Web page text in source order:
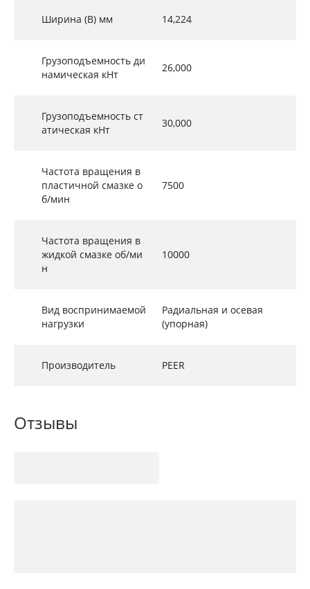
Ширина (B) мм 14,224
Грузоподъемность ди
намическая кНт
26,000
Грузоподъемность ст
атическая кНт
30,000
Частота вращения в
пластичной смазке о
б/мин
7500
Частота вращения в
жидкой смазке об/ми
н
10000
Вид воспринимаемой
нагрузки
Радиальная и осевая
(упорная)
Производитель PEER
Отзывы